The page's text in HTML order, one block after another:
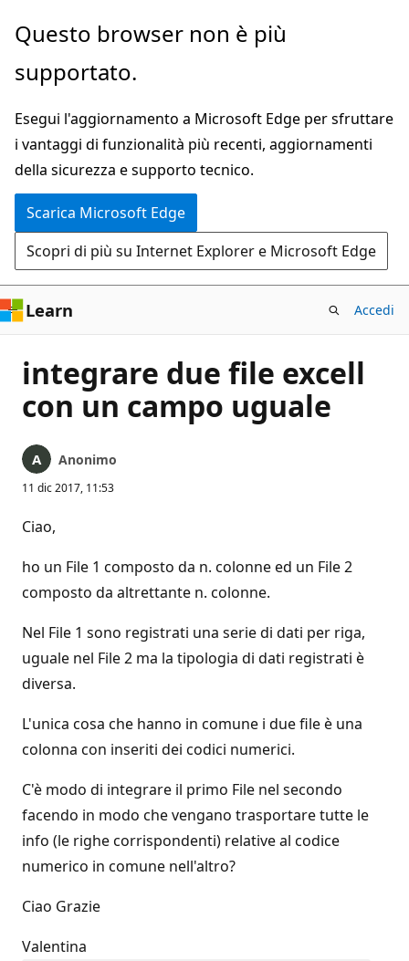
Ignora
passa
contenuto
principale
Questo browser non è più
supportato.
Esegui l'aggiornamento a Microsoft Edge per sfruttare
i vantaggi di funzionalità più recenti, aggiornamenti
della sicurezza e supporto tecnico.
Scarica Microsoft Edge
Scopri di più su Internet Explorer e Microsoft Edge
Learn Accedi
integrare due file excell
con un campo uguale
Anonimo
11 dic 2017, 11:53
Ciao,
ho un File 1 composto da n. colonne ed un File 2
composto da altrettante n. colonne.
Nel File 1 sono registrati una serie di dati per riga,
uguale nel File 2 ma la tipologia di dati registrati è
diversa.
L'unica cosa che hanno in comune i due file è una
colonna con inseriti dei codici numerici.
C'è modo di integrare il primo File nel secondo
facendo in modo che vengano trasportare tutte le
info (le righe corrispondenti) relative al codice
numerico in comune nell'altro?
Ciao Grazie
Valentina